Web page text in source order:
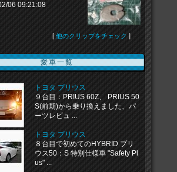
06 09:21:08
[ 他のクリップをチェック ]
愛車一覧
トヨタ プリウス
９台目：PRIUS 60Z、 PRIUS 50
S(前期)から乗り換えました、パ
ーツレビュ ...
トヨタ プリウス
８台目で初めてのHYBRID プリ
ウス50：S 特別仕様車 "Safety Pl
us" ...